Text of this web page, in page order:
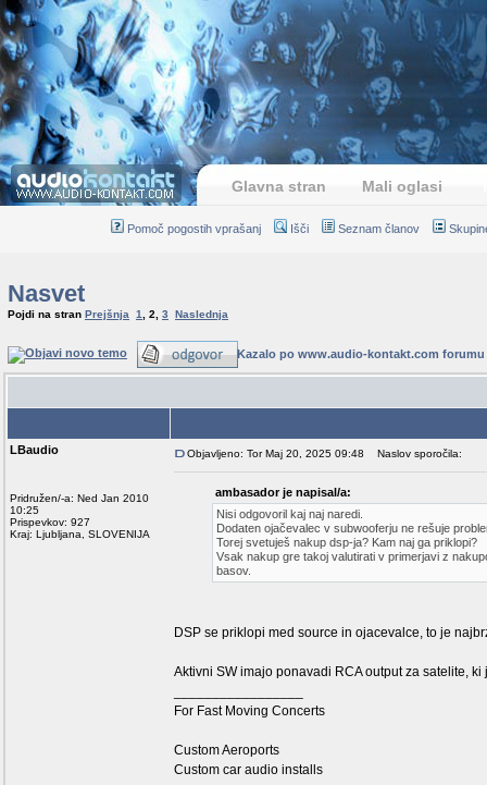
Glavna stran Mali oglasi
Pomoč pogostih vprašanj Išči Seznam članov
Nasvet
Pojdi na stran Prejšnja 1 2 3 Naslednja
Kazalo po www.audio-kontakt.com forumu
LBaudio
Pridružen/-a: Ned Jan 2010
10:25
Prispevkov: 927
Kraj: Ljubljana, SLOVENIJA
Objavljeno: Tor Maj 20, 2025 09:48 Naslov sporočila:
ambasador je napisal/a:
Nisi odgovoril kaj naj naredi.
Dodaten ojačevalec v subwooferju ne rešuje
Torej svetuješ nakup dsp-ja? Kam naj ga priklopi?
Vsak nakup gre takoj valutirati v primerjavi z
basov.
DSP se priklopi med source in ojacevalce, to je
Aktivni SW imajo ponavadi RCA output za satelite,
For Fast Moving Concerts
Custom Aeroports
Custom car audio installs